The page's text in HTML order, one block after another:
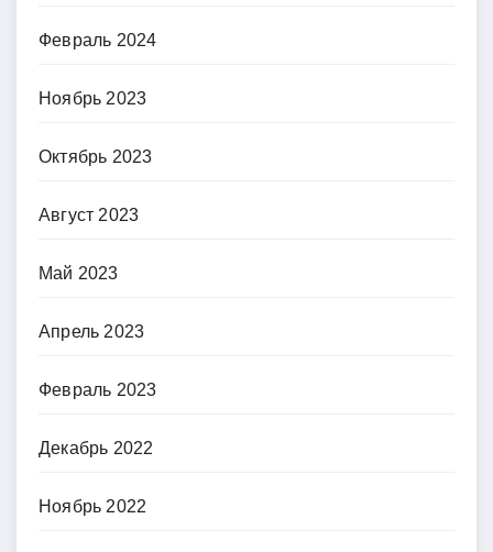
Февраль 2024
Ноябрь 2023
Октябрь 2023
Август 2023
Май 2023
Апрель 2023
Февраль 2023
Декабрь 2022
Ноябрь 2022